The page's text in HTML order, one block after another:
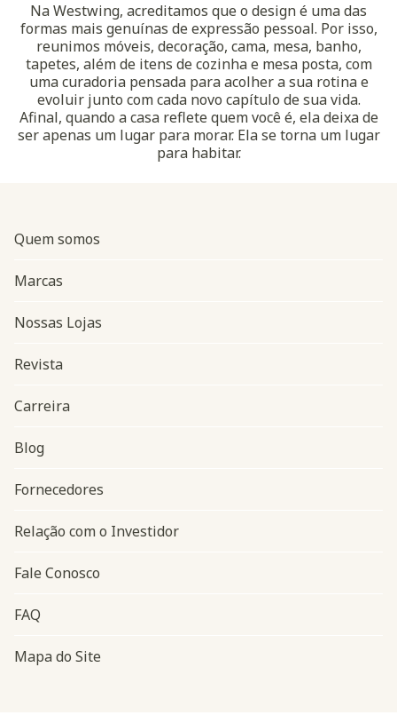
Na Westwing, acreditamos que o design é uma das
formas mais genuínas de expressão pessoal. Por isso,
reunimos móveis, decoração, cama, mesa, banho,
tapetes, além de itens de cozinha e mesa posta, com
uma curadoria pensada para acolher a sua rotina e
evoluir junto com cada novo capítulo de sua vida.
Afinal, quando a casa reflete quem você é, ela deixa de
ser apenas um lugar para morar. Ela se torna um lugar
para habitar.
Navegação do rodapé
Quem somos
Marcas
Nossas Lojas
Revista
Carreira
Blog
Fornecedores
Relação com o Investidor
Fale Conosco
FAQ
Mapa do Site